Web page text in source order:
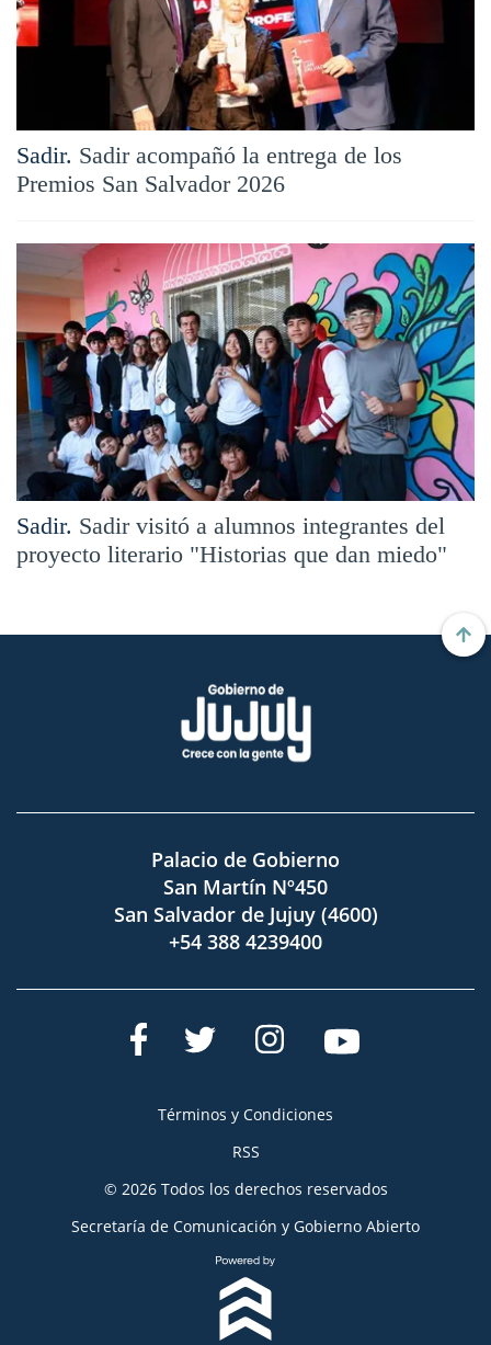
Sadir. Sadir acompañó la entrega de los
Premios San Salvador 2026
Sadir. Sadir visitó a alumnos integrantes del
proyecto literario "Historias que dan miedo"
Palacio de Gobierno
San Martín Nº450
San Salvador de Jujuy (4600)
+54 388 4239400
Términos y Condiciones
RSS
© 2026 Todos los derechos reservados
Secretaría de Comunicación y Gobierno Abierto